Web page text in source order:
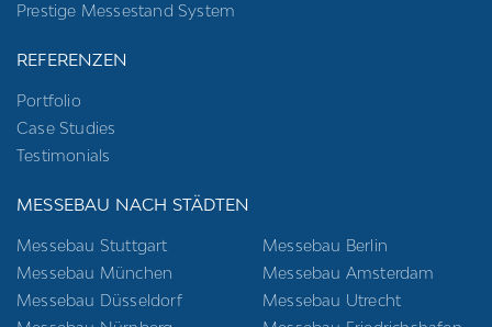
Prestige Messestand System
REFERENZEN
Portfolio
Case Studies
Testimonials
MESSEBAU NACH STÄDTEN
Messebau Stuttgart
Messebau München
Messebau Düsseldorf
Messebau Berlin
Messebau Amsterdam
Messebau Utrecht